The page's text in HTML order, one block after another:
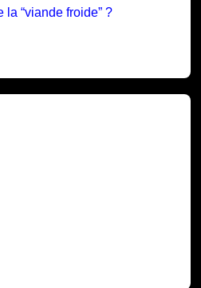
la “viande froide” ?